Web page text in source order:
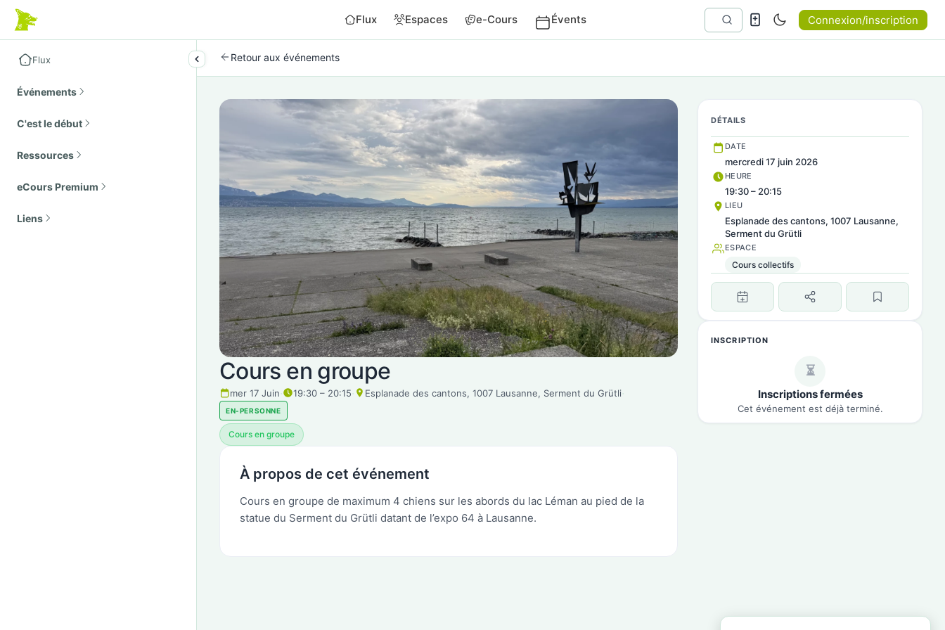
Flux Espaces e-Cours Évents Connexion/inscription
Flux
Événements
C'est le début
Ressources
eCours Premium
Liens
Retour aux événements
Cours en groupe
mer 17 Juin· 19:30 – 20:15· Esplanade des cantons, 1007 Lausanne, Serment du Grütli·
EN-PERSONNE
Cours en groupe
À propos de cet événement
Cours en groupe de maximum 4 chiens sur les abords du lac Léman au pied de la
statue du Serment du Grütli datant de l’expo 64 à Lausanne.
DÉTAILS
DATE
mercredi 17 juin 2026
HEURE
19:30 – 20:15
LIEU
Esplanade des cantons, 1007 Lausanne,
Serment du Grütli
ESPACE
Cours collectifs
INSCRIPTION
⏳
Inscriptions fermées
Cet événement est déjà terminé.